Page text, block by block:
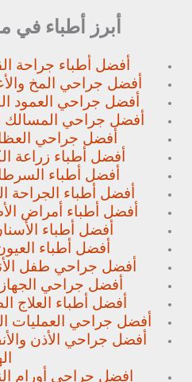
أبرز أطباء في
أفضل أطباء جراحة
أفضل جراحي المخ
أفضل جراحي العمود
أفضل جراحي المسالك
أفضل جراحي
أفضل أطباء زراعة
أفضل أطباء
أفضل أطباء الجراحة
أفضل أطباء أمراض
أفضل أطباء
أفضل أطباء
أفضل جراحي طفل
أفضل جراحي
أفضل أطباء العلاج
أفضل جراحي العمليات
أفضل جراحي الأذن
افضل جراحي أورام